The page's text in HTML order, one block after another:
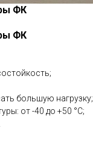
ФК
ФК
большую нагрузку;
от -40 до +50 °С;